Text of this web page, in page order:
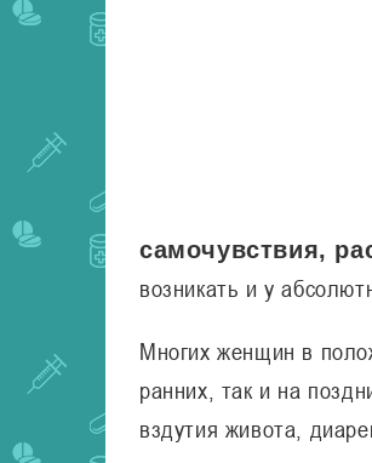
самочувствия,
возникать и у
Многих женщин в
ранних, так и на
вздутия живота,